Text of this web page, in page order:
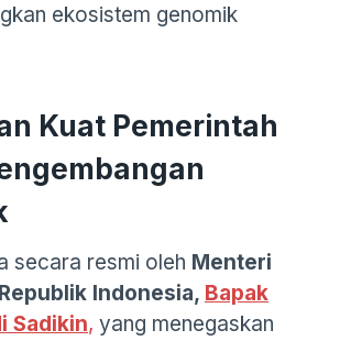
ekosistem genomik
Kuat Pemerintah
secara resmi oleh Menteri
Indonesia, Bapak
Sadikin, yang menegaskan